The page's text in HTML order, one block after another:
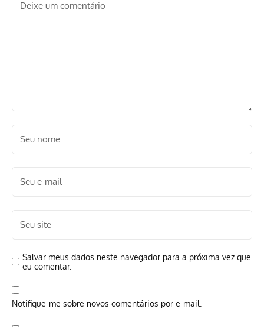
Salvar meus dados neste navegador para a próxima vez que
eu comentar.
Notifique-me sobre novos comentários por e-mail.